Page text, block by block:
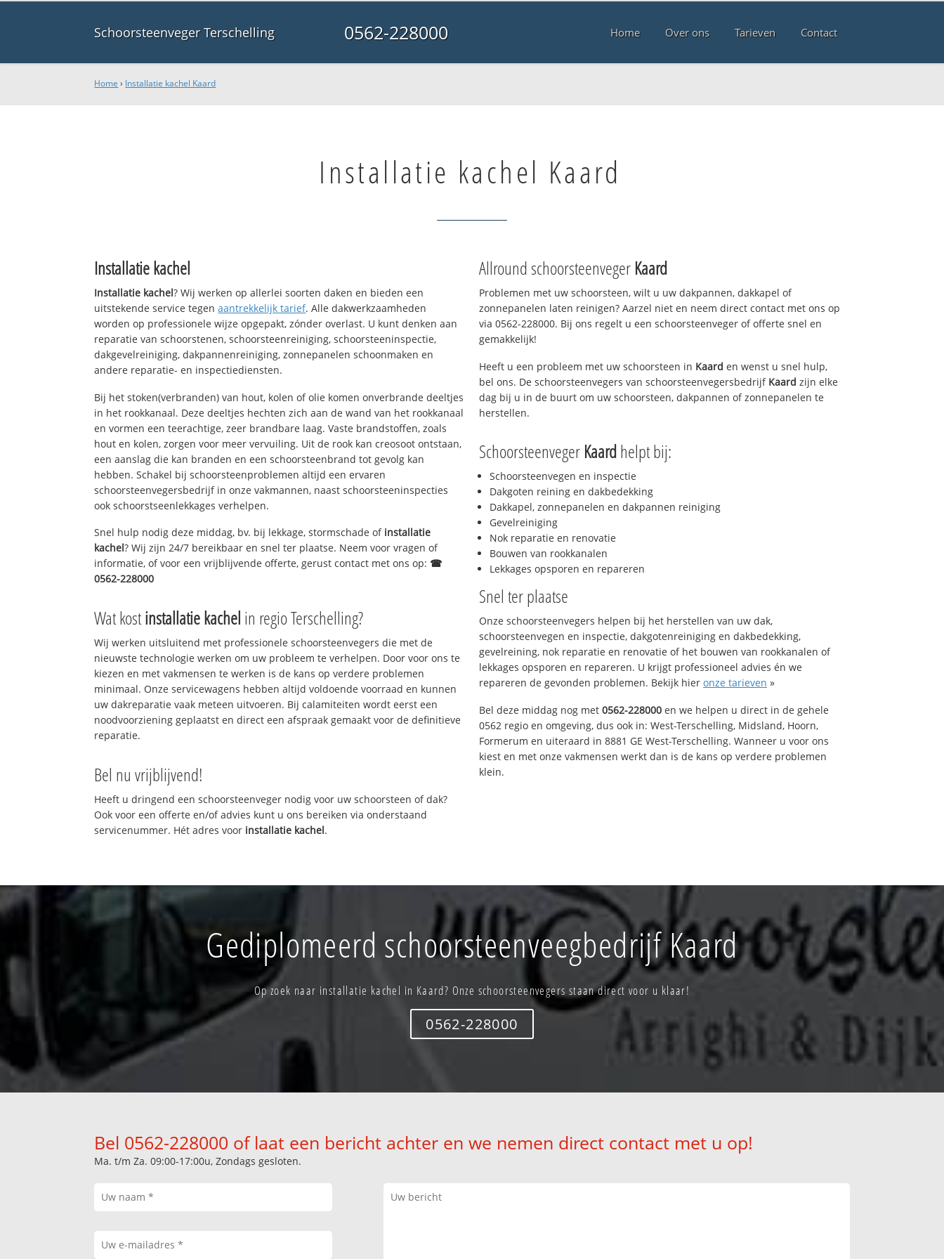
Schoorsteenveger Terschelling 0562-228000 Home Over ons Tarieven Contact
Home › Installatie kachel Kaard
Installatie kachel Kaard
Installatie kachel
Installatie kachel? Wij werken op allerlei soorten daken en bieden een
uitstekende service tegenaantrekkelijk tarief. Alle dakwerkzaamheden
worden op professionele wijze opgepakt, zónder overlast. U kunt denken aan
reparatie van schoorstenen, schoorsteenreiniging, schoorsteeninspectie,
dakgevelreiniging, dakpannenreiniging, zonnepanelen schoonmaken en
andere reparatie- en inspectiediensten.
Bij het stoken(verbranden) van hout, kolen of olie komen onverbrande deeltjes
in het rookkanaal. Deze deeltjes hechten zich aan de wand van het rookkanaal
en vormen een teerachtige, zeer brandbare laag. Vaste brandstoffen, zoals
hout en kolen, zorgen voor meer vervuiling. Uit de rook kan creosoot ontstaan,
een aanslag die kan branden en een schoorsteenbrand tot gevolg kan
hebben. Schakel bij schoorsteenproblemen altijd een ervaren
schoorsteenvegersbedrijf in onze vakmannen, naast schoorsteeninspecties
ook schoorstseenlekkages verhelpen.
Snel hulp nodig deze middag, bv. bij lekkage, stormschade of installatie
kachel? Wij zijn 24/7 bereikbaar en snel ter plaatse. Neem voor vragen of
informatie, of voor een vrijblijvende offerte, gerust contact met ons op: ☎
0562-228000
Wat kostinstallatie kachel in regio Terschelling?
Wij werken uitsluitend met professionele schoorsteenvegers die met de
nieuwste technologie werken om uw probleem te verhelpen. Door voor ons te
kiezen en met vakmensen te werken is de kans op verdere problemen
minimaal. Onze servicewagens hebben altijd voldoende voorraad en kunnen
uw dakreparatie vaak meteen uitvoeren. Bij calamiteiten wordt eerst een
noodvoorziening geplaatst en direct een afspraak gemaakt voor de definitieve
reparatie.
Bel nu vrijblijvend!
Heeft u dringend een schoorsteenveger nodig voor uw schoorsteen of dak?
Ook voor een offerte en/of advies kunt u ons bereiken via onderstaand
servicenummer. Hét adres voor installatie kachel.
Allround schoorsteenveger Kaard
Problemen met uw schoorsteen, wilt u uw dakpannen, dakkapel of
zonnepanelen laten reinigen? Aarzel niet en neem direct contact met ons op
via 0562-228000. Bij ons regelt u een schoorsteenveger of offerte snel en
gemakkelijk!
Heeft u een probleem met uw schoorsteen in Kaard en wenst u snel hulp,
bel ons. De schoorsteenvegers van schoorsteenvegersbedrijf Kaard zijn elke
dag bij u in de buurt om uw schoorsteen, dakpannen of zonnepanelen te
herstellen.
Schoorsteenveger Kaardhelpt bij:
Schoorsteenvegen en inspectie
Dakgoten reining en dakbedekking
Dakkapel, zonnepanelen en dakpannen reiniging
Gevelreiniging
Nok reparatie en renovatie
Bouwen van rookkanalen
Lekkages opsporen en repareren
Snel ter plaatse
Onze schoorsteenvegers helpen bij het herstellen van uw dak,
schoorsteenvegen en inspectie, dakgotenreiniging en dakbedekking,
gevelreining, nok reparatie en renovatie of het bouwen van rookkanalen of
lekkages opsporen en repareren. U krijgt professioneel advies én we
repareren de gevonden problemen. Bekijk hier onze tarieven »
Bel deze middag nog met 0562-228000 en we helpen u direct in de gehele
0562 regio en omgeving, dus ook in: West-Terschelling, Midsland, Hoorn,
Formerum en uiteraard in 8881 GE West-Terschelling. Wanneer u voor ons
kiest en met onze vakmensen werkt dan is de kans op verdere problemen
klein.
Gediplomeerd schoorsteenveegbedrijf Kaard
Op zoek naar installatie kachel in Kaard? Onze schoorsteenvegers staan direct voor u klaar!
0562-228000
Bel 0562-228000 of laat een bericht achter en we nemen direct contact met u op!
Ma. t/m Za. 09:00-17:00u, Zondags gesloten.